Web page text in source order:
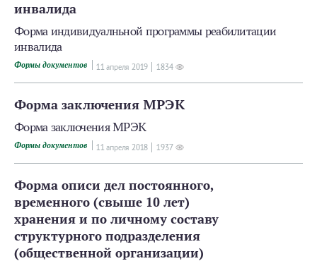
инвалида
Форма индивидуалньной программы реабилитации
инвалида
Формы документов 11 апреля 2019 1834
Форма заключения МРЭК
Форма заключения МРЭК
Формы документов 11 апреля 2018 1937
Форма описи дел постоянного,
временного (свыше 10 лет)
хранения и по личному составу
структурного подразделения
(общественной организации)